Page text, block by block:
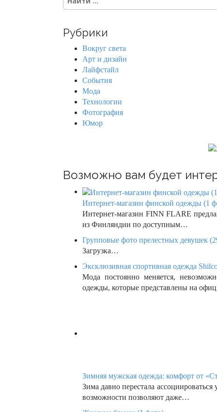
s
n
a
o
e
c
Рубрики
Вокруг света
Арт и дизайн
Лайфстайл
События
Мода
Технологии
Фотография
Юмор
Возможно вам будет
Интернет-магазин финской одежды (1
Интернет-магазин FINN FLARE
из Финляндии по доступным…
Групповые фото прелестных девушек
Загрузка…
Эксклюзивная спортивная одежда
Мода постоянно меняется,
одежды, которые представлены на